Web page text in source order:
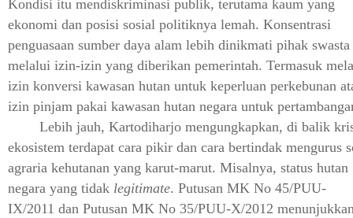
Kondisi itu mendiskriminasi publik, terutama kaum yang
ekonomi dan posisi sosial politiknya lemah. Konsentrasi
penguasaan sumber daya alam lebih dinikmati pihak swasta
melalui izin-izin yang diberikan pemerintah. Termasuk
izin konversi kawasan hutan untuk keperluan perkebunan
izin pinjam pakai kawasan hutan negara untuk
Lebih jauh, Kartodiharjo mengungkapkan, di balik
ekosistem terdapat cara pikir dan cara bertindak mengurus
agraria kehutanan yang karut-marut. Misalnya, status hutan
negara yang tidak legitimate. Putusan MK No 45/PUU-
IX/2011 dan Putusan MK No 35/PUU-X/2012